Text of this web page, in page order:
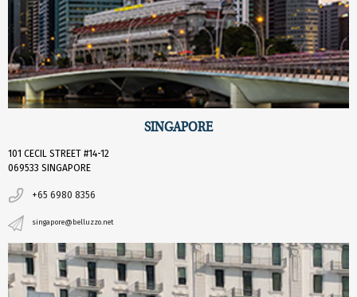
SINGAPORE
101 CECIL STREET #14-12
069533 SINGAPORE
+65 6980 8356
singapore@belluzzo.net